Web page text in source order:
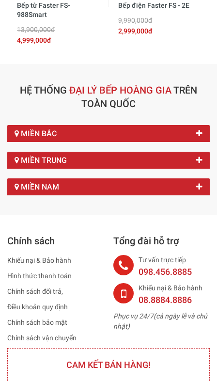
Bếp từ Faster FS-
988Smart
13,900,000đ
4,999,000đ
Bếp điện Faster FS - 2E
9,990,000đ
2,999,000đ
HỆ THỐNG ĐẠI LÝ BẾP HOÀNG GIATRÊN
TOÀN QUỐC
MIỀN BẮC
MIỀN TRUNG
MIỀN NAM
Chính sách
Khiếu nại & Bảo hành
Hình thức thanh toán
Chính sách đổi trả,
Điều khoản quy định
Chính sách bảo mật
Chính sách vận chuyển
Tổng đài hỗ trợ
Tư vấn trực tiếp
098.456.8885
Khiếu nại & Bảo hành
08.8884.8886
Phục vụ 24/7(cả ngày lễ và chủ
nhật)
CAM KẾT BÁN HÀNG!